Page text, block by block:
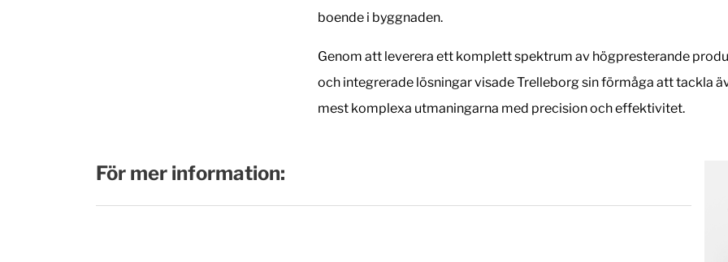
boende i byggnaden.
Genom att leverera ett komplett spektrum av högpresterande
och integrerade lösningar visade Trelleborg sin förmåga att tackla
mest komplexa utmaningarna med precision och effektivitet.
För mer information: